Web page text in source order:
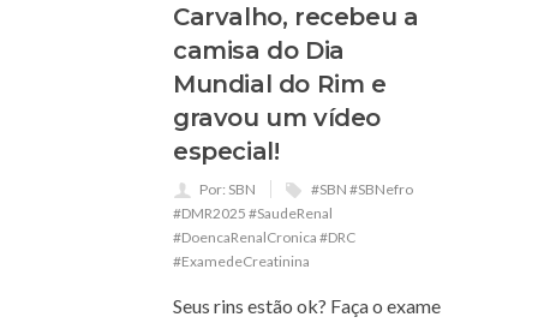
Carvalho, recebeu a
camisa do Dia
Mundial do Rim e
gravou um vídeo
especial!
Por: SBN
#SBN #SBNefro
#DMR2025 #SaudeRenal
#DoencaRenalCronica #DRC
#ExamedeCreatinina
Seus rins estão ok? Faça o exame